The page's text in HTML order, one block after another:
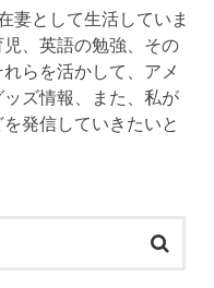
妻として生活していま
、英語の勉強、その
らを活かして、アメ
ズ情報、また、私が
発信していきたいと